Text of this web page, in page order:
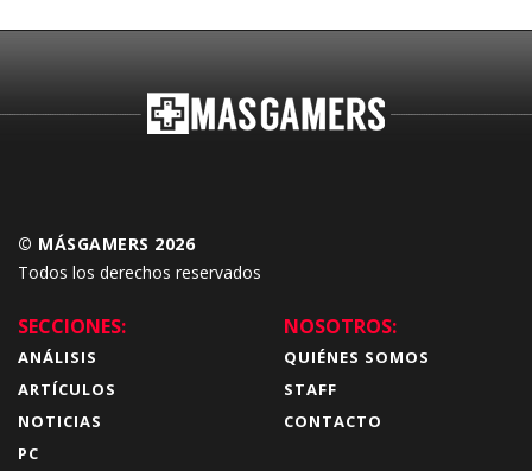
© MÁSGAMERS 2026
Todos los derechos reservados
SECCIONES:
ANÁLISIS
ARTÍCULOS
NOTICIAS
PC
NOSOTROS:
QUIÉNES SOMOS
STAFF
CONTACTO